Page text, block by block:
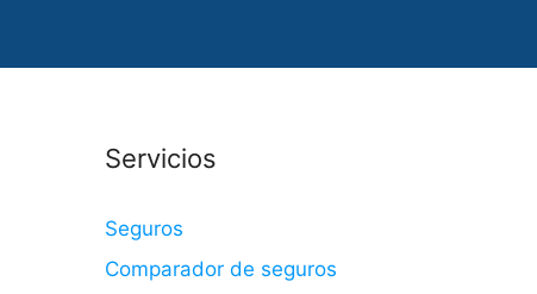
Servicios
Seguros
Comparador de seguros